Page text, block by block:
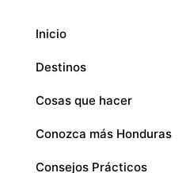
Inicio
Destinos
Cosas que hacer
Conozca más Honduras
Consejos Prácticos